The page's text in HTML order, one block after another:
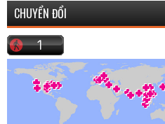
CHUYỂN ĐỔI